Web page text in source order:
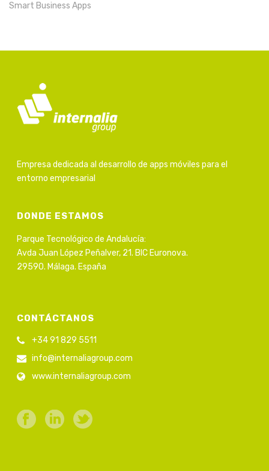
Smart Business Apps
Empresa dedicada al desarrollo de apps móviles para el
entorno empresarial
DONDE ESTAMOS
Parque Tecnológico de Andalucía:
Avda Juan López Peñalver, 21. BIC Euronova.
29590. Málaga. España
CONTÁCTANOS
+34 91 829 5511
info@internaliagroup.com
www.internaliagroup.com